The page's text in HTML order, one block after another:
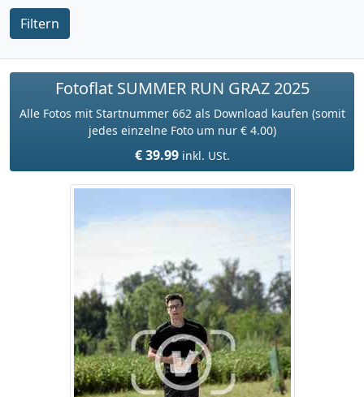
Filtern
Fotoflat SUMMER RUN GRAZ 2025
Alle Fotos mit Startnummer 662 als Download kaufen (somit
jedes einzelne Foto um nur € 4.00)
€ 39.99 inkl. USt.